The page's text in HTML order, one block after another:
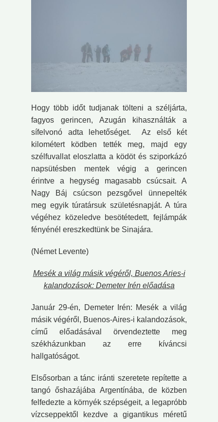
Hogy több időt tudjanak tölteni a széljárta,
fagyos gerincen, Azugán kihasználták a
sífelvonó adta lehetőséget. Az első két
kilométert ködben tették meg, majd egy
szélfuvallat eloszlatta a ködöt és sziporkázó
napsütésben mentek végig a gerincen
érintve a hegység magasabb csúcsait. A
Nagy Báj csúcson pezsgővel ünnepelték
meg egyik túratársuk születésnapját. A túra
végéhez közeledve besötétedett, fejlámpák
fényénél ereszkedtünk be Sinajára.
(Német Levente)
Mesék a világ másik végéről, Buenos Aries-i
kalandozások: Demeter Irén előadása
Január 29-én, Demeter Irén: Mesék a világ
másik végéről, Buenos-Aires-i kalandozások,
című előadásával örvendeztette meg
székházunkban az erre kíváncsi
hallgatóságot.
Elsősorban a tánc iránti szeretete repítette a
tangó őshazájába Argentínába, de közben
felfedezte a környék szépségeit, a legapróbb
vízcseppektől kezdve a gigantikus méretű